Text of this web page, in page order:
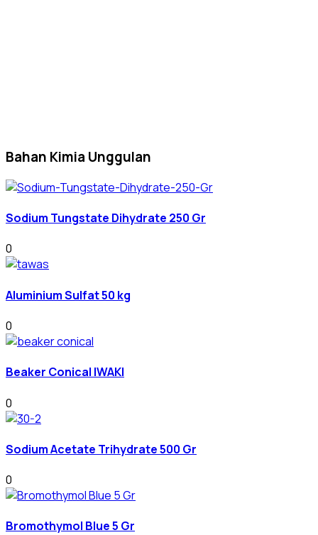
Bahan Kimia Unggulan
Sodium Tungstate Dihydrate 250 Gr
0
Aluminium Sulfat 50 kg
0
Beaker Conical IWAKI
0
Sodium Acetate Trihydrate 500 Gr
0
Bromothymol Blue 5 Gr